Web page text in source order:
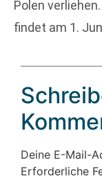
Polen
findet am 1.
Deine E-Mail-
Erforderliche